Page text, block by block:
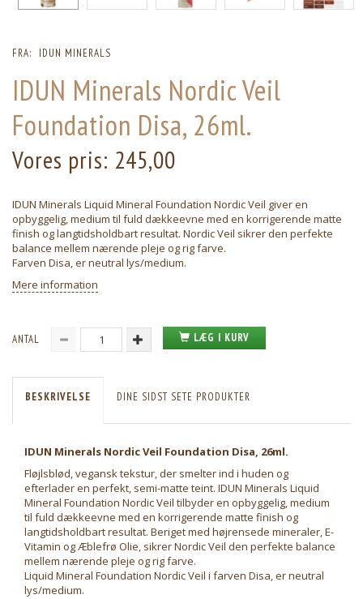
FRA: IDUN MINERALS
IDUN Minerals Nordic Veil
Foundation Disa, 26ml.
Vores pris: 245,00
IDUN Minerals Liquid Mineral Foundation Nordic Veil giver en
opbyggelig, medium til fuld dækkeevne med en korrigerende matte
finish og langtidsholdbart resultat. Nordic Veil sikrer den perfekte
balance mellem nærende pleje og rig farve.
Farven Disa, er neutral lys/medium.
Mere information
ANTAL LÆG I KURV
BESKRIVELSE DINE SIDST SETE PRODUKTER
IDUN Minerals Nordic Veil Foundation Disa, 26ml.
Fløjlsblød, vegansk tekstur, der smelter ind i huden og
efterlader en perfekt, semi-matte teint. IDUN Minerals Liquid
Mineral Foundation Nordic Veil tilbyder en opbyggelig, medium
til fuld dækkeevne med en korrigerende matte finish og
langtidsholdbart resultat. Beriget med højrensede mineraler, E-
Vitamin og Æblefrø Olie, sikrer Nordic Veil den perfekte balance
mellem nærende pleje og rig farve.
Liquid Mineral Foundation Nordic Veil i farven Disa, er neutral
lys/medium.